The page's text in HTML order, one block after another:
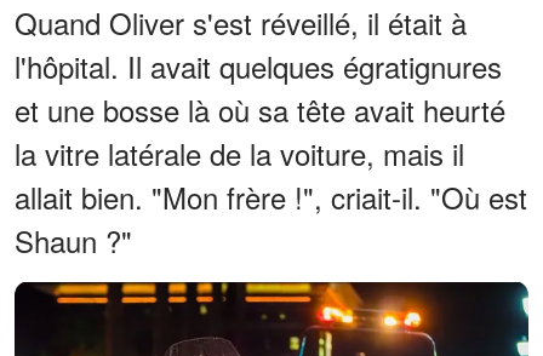
Quand Oliver s'est réveillé, il était à
l'hôpital. Il avait quelques égratignures
et une bosse là où sa tête avait heurté
la vitre latérale de la voiture, mais il
allait bien. "Mon frère !", criait-il. "Où est
Shaun ?"